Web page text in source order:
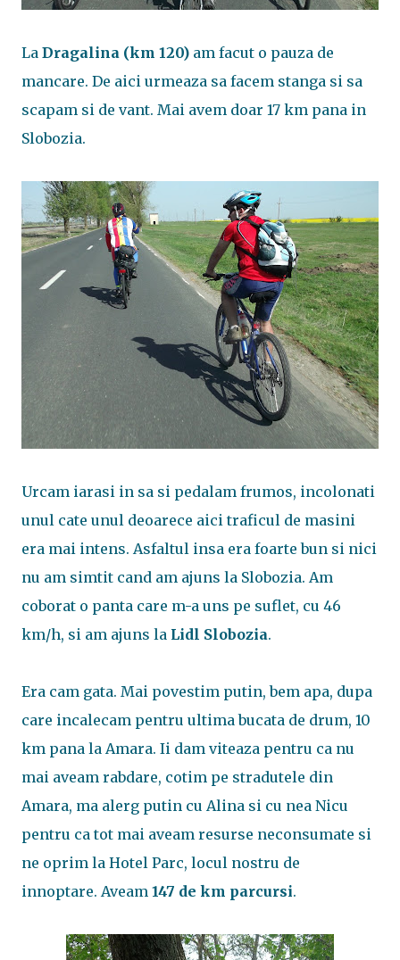
La Dragalina (km 120) am facut o pauza de
mancare. De aici urmeaza sa facem stanga si sa
scapam si de vant. Mai avem doar 17 km pana in
Slobozia.
Urcam iarasi in sa si pedalam frumos, incolonati
unul cate unul deoarece aici traficul de masini
era mai intens. Asfaltul insa era foarte bun si nici
nu am simtit cand am ajuns la Slobozia. Am
coborat o panta care m-a uns pe suflet, cu 46
km/h, si am ajuns la Lidl Slobozia.
Era cam gata. Mai povestim putin, bem apa, dupa
care incalecam pentru ultima bucata de drum, 10
km pana la Amara. Ii dam viteaza pentru ca nu
mai aveam rabdare, cotim pe stradutele din
Amara, ma alerg putin cu Alina si cu nea Nicu
pentru ca tot mai aveam resurse neconsumate si
ne oprim la Hotel Parc, locul nostru de
innoptare. Aveam 147 de km parcursi.